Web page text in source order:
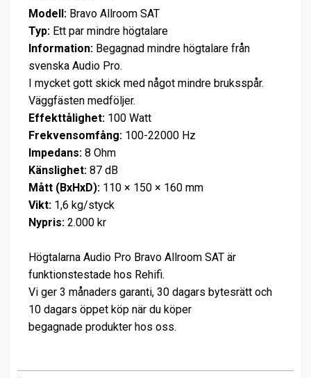
Modell: Bravo Allroom SAT
Typ: Ett par mindre högtalare
Information: Begagnad mindre högtalare från
svenska Audio Pro.
I mycket gott skick med något mindre bruksspår.
Väggfästen medföljer.
Effekttålighet: 100 Watt
Frekvensomfång: 100-22000 Hz
Impedans: 8 Ohm
Känslighet: 87 dB
Mått (BxHxD): 110 × 150 × 160 mm
Vikt: 1,6 kg/styck
Nypris: 2.000 kr
Högtalarna Audio Pro Bravo Allroom SAT är
funktionstestade hos Rehifi.
Vi ger 3 månaders garanti, 30 dagars bytesrätt och
10 dagars öppet köp när du köper
begagnade produkter hos oss.